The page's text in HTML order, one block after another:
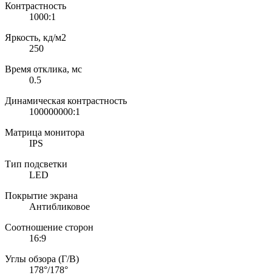
Контрастность
1000:1
Яркость, кд/м2
250
Время отклика, мс
0.5
Динамическая контрастность
100000000:1
Матрица монитора
IPS
Тип подсветки
LED
Покрытие экрана
Антибликовое
Соотношение сторон
16:9
Углы обзора (Г/В)
178°/178°